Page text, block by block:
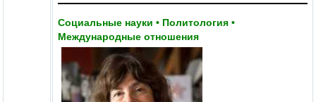
Социальные науки • Политология •
Международные отношения